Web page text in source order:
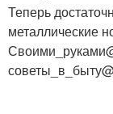
Теперь
металлические